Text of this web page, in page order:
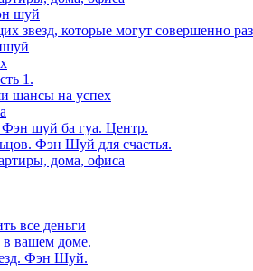
шуй
звезд, которые могут совершенно
1.
шансы на успех
шуй ба гуа. Центр.
Фэн Шуй для счастья.
дома, офиса
все деньги
вашем доме.
Фэн Шуй.